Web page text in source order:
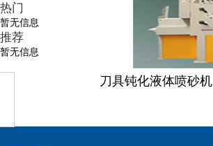
热门
暂无信息
推荐
暂无信息
刀具钝化液体喷砂机